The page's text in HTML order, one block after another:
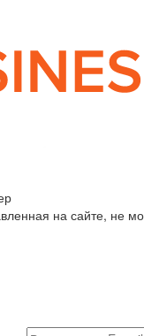
на сайте, не